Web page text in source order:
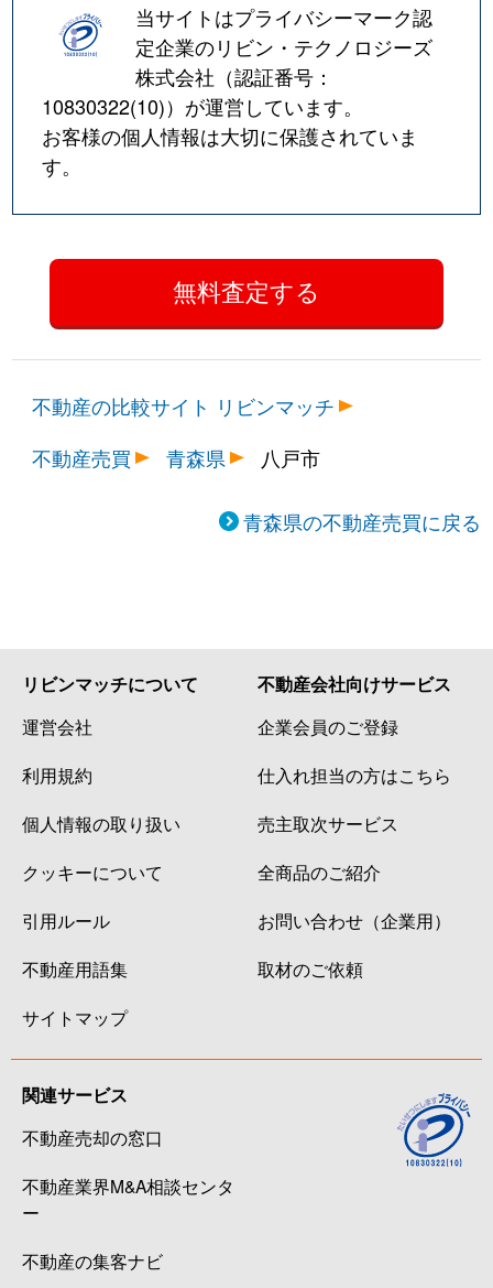
当サイトはプライバシーマーク認
定企業のリビン・テクノロジーズ
株式会社（認証番号：
10830322(10)）が運営しています。
お客様の個人情報は大切に保護されていま
す。
不動産の比較サイト リビンマッチ
不動産売買
青森県 八戸市
青森県の不動産売買に戻る
リビンマッチについて
運営会社
利用規約
個人情報の取り扱い
クッキーについて
引用ルール
不動産用語集
サイトマップ
不動産会社向けサービス
企業会員のご登録
仕入れ担当の方はこちら
売主取次サービス
全商品のご紹介
お問い合わせ（企業用）
取材のご依頼
関連サービス
不動産売却の窓口
不動産業界M&A相談センタ
ー
不動産の集客ナビ